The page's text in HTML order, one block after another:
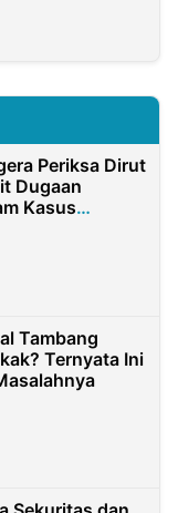
Periksa Dirut
Dugaan
Kasus
Rp2,58
Tambang
Ternyata Ini